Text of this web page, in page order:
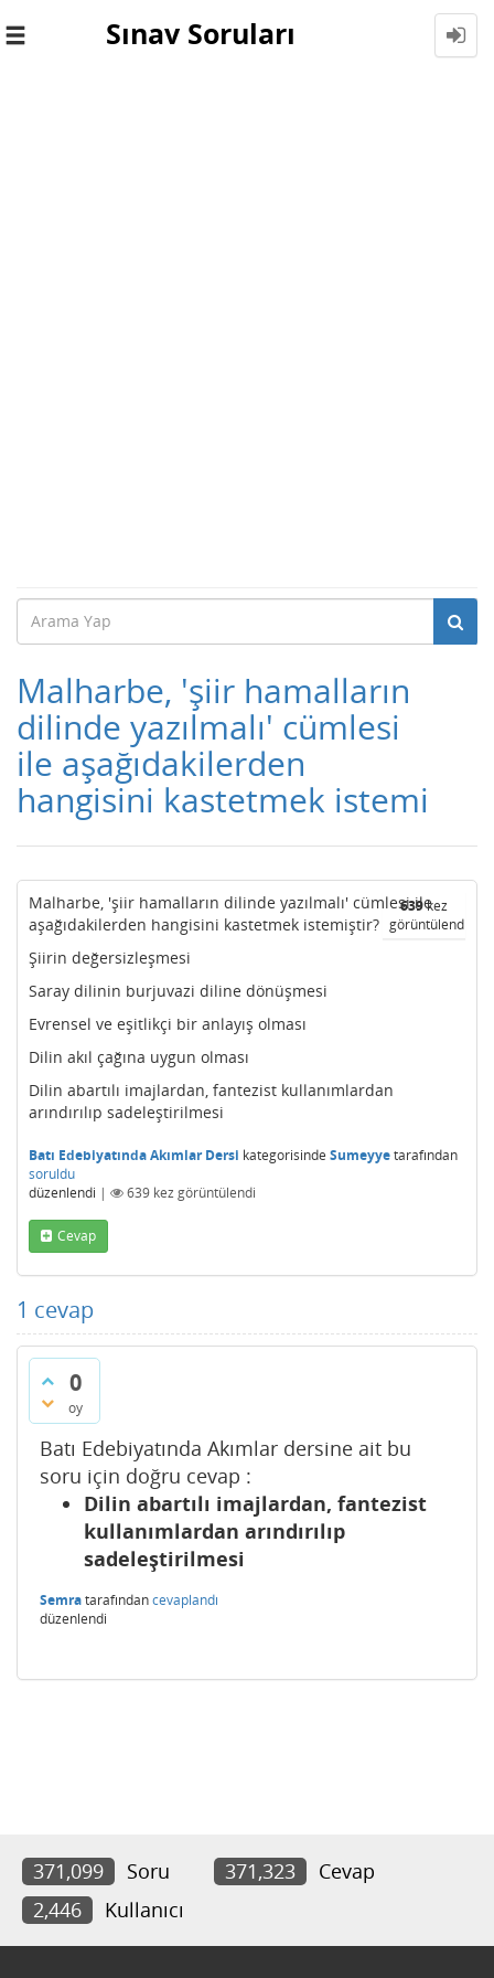
Toggle
Sınav Soruları
Malharbe, 'şiir hamalların
dilinde yazılmalı' cümlesi
ile aşağıdakilerden
hangisini kastetmek istemi
639kez
görüntülendi
Malharbe, 'şiir hamalların dilinde yazılmalı' cümlesi ile
aşağıdakilerden hangisini kastetmek istemiştir?
Şiirin değersizleşmesi
Saray dilinin burjuvazi diline dönüşmesi
Evrensel ve eşitlikçi bir anlayış olması
Dilin akıl çağına uygun olması
Dilin abartılı imajlardan, fantezist kullanımlardan
arındırılıp sadeleştirilmesi
Batı Edebiyatında Akımlar Dersi kategorisinde Sumeyyetarafından
soruldu
düzenlendi | 639 kez görüntülendi
Cevap
1 cevap
0
oy
Batı Edebiyatında Akımlar dersine ait bu
soru için doğru cevap :
Dilin abartılı imajlardan, fantezist
kullanımlardan arındırılıp
sadeleştirilmesi
Semratarafındancevaplandı
düzenlendi
371,099 Soru 371,323
Cevap
2,446
Kullanıcı